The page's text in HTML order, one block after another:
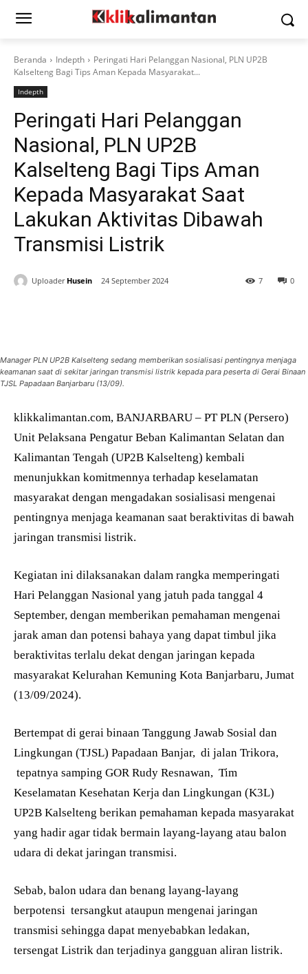
Beranda Indepth
Peringati Hari Pelanggan Nasional, PLN UP2B
Kalselteng Bagi Tips Aman Kepada Masyarakat...
Indepth
Peringati Hari Pelanggan
Nasional, PLN UP2B
Kalselteng Bagi Tips Aman
Kepada Masyarakat Saat
Lakukan Aktivitas Dibawah
Transmisi Listrik
Uploader Husein 24 September 2024 0
7
Manager PLN UP2B Kalselteng sedang memberikan sosialisasi pentingnya menjaga
keamanan saat di sekitar jaringan transmisi listrik kepada para peserta di Gerai Binaan
TJSL Papadaan Banjarbaru (13/09).
klikkalimantan.com, BANJARBARU – PT PLN (Persero)
Unit Pelaksana Pengatur Beban Kalimantan Selatan dan
Kalimantan Tengah (UP2B Kalselteng) kembali
menunjukkan komitmennya terhadap keselamatan
masyarakat dengan mengadakan sosialisasi mengenai
pentingnya menjaga keamanan saat beraktivitas di bawah
jaringan transmisi listrik.
Kegiatan ini dilaksanakan dalam rangka memperingati
Hari Pelanggan Nasional yang jatuh pada tanggal 4
September, dengan memberikan pemahaman mengenai
jarak aman dan potensi bahaya yang dapat timbul jika
beraktivitas terlalu dekat dengan jaringan kepada
masyarakat Kelurahan Kemuning Kota Banjarbaru, Jumat
(13/09/2024).
Bertempat di gerai binaan Tanggung Jawab Sosial dan
Lingkungan (TJSL) Papadaan Banjar, di jalan Trikora,
tepatnya samping GOR Rudy Resnawan, Tim
Keselamatan Kesehatan Kerja dan Lingkungan (K3L)
UP2B Kalselteng berikan pemahaman kepada masyarakat
yang hadir agar tidak bermain layang-layang atau balon
udara di dekat jaringan transmisi.
Sebab, balon udara dan benang layang-layang
berpotensi tersangkut ataupun mengenai jaringan
transmisi sehingga dapat menyebabkan ledakan,
tersengat Listrik dan terjadinya gangguan aliran listrik.